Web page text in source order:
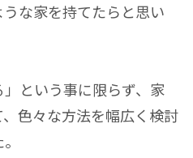
な家を持てたらと思い
という事に限らず、家
色々な方法を幅広く検討